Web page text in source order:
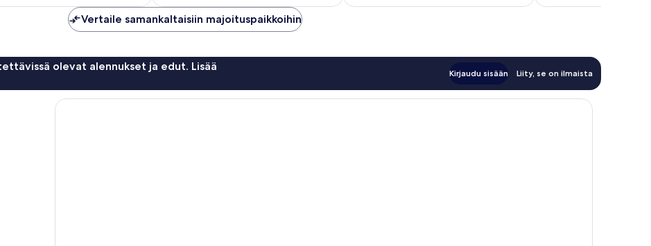
arvostelua
Vertaile samankaltaisiin majoituspaikkoihin
olevat alennukset ja edut. Lisää
Kirjaudu sisään Liity, se on ilmaista